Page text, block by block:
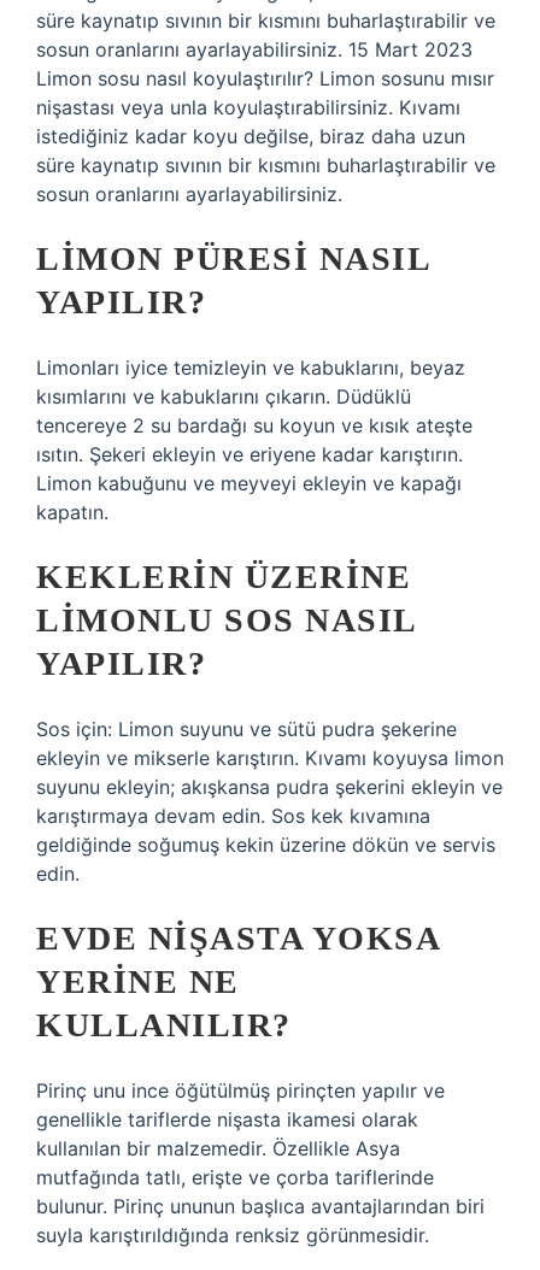
süre kaynatıp sıvının bir kısmını buharlaştırabilir ve
sosun oranlarını ayarlayabilirsiniz. 15 Mart 2023
Limon sosu nasıl koyulaştırılır? Limon sosunu mısır
nişastası veya unla koyulaştırabilirsiniz. Kıvamı
istediğiniz kadar koyu değilse, biraz daha uzun
süre kaynatıp sıvının bir kısmını buharlaştırabilir ve
sosun oranlarını ayarlayabilirsiniz.
LIMON PÜRESI NASIL
YAPILIR?
Limonları iyice temizleyin ve kabuklarını, beyaz
kısımlarını ve kabuklarını çıkarın. Düdüklü
tencereye 2 su bardağı su koyun ve kısık ateşte
ısıtın. Şekeri ekleyin ve eriyene kadar karıştırın.
Limon kabuğunu ve meyveyi ekleyin ve kapağı
kapatın.
KEKLERIN ÜZERINE
LIMONLU SOS NASIL
YAPILIR?
Sos için: Limon suyunu ve sütü pudra şekerine
ekleyin ve mikserle karıştırın. Kıvamı koyuysa limon
suyunu ekleyin; akışkansa pudra şekerini ekleyin ve
karıştırmaya devam edin. Sos kek kıvamına
geldiğinde soğumuş kekin üzerine dökün ve servis
edin.
EVDE NIŞASTA YOKSA
YERINE NE
KULLANILIR?
Pirinç unu ince öğütülmüş pirinçten yapılır ve
genellikle tariflerde nişasta ikamesi olarak
kullanılan bir malzemedir. Özellikle Asya
mutfağında tatlı, erişte ve çorba tariflerinde
bulunur. Pirinç ununun başlıca avantajlarından biri
suyla karıştırıldığında renksiz görünmesidir.